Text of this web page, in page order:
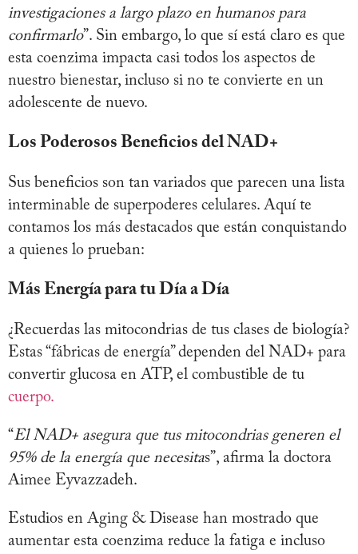
investigaciones a largo plazo en humanos para
confirmarlo”. Sin embargo, lo que sí está claro es que
esta coenzima impacta casi todos los aspectos de
nuestro bienestar, incluso si no te convierte en un
adolescente de nuevo.
Los Poderosos Beneficios del NAD+
Sus beneficios son tan variados que parecen una lista
interminable de superpoderes celulares. Aquí te
contamos los más destacados que están conquistando
a quienes lo prueban:
Más Energía para tu Día a Día
¿Recuerdas las mitocondrias de tus clases de biología?
Estas “fábricas de energía” dependen del NAD+ para
convertir glucosa en ATP, el combustible de tu
cuerpo.
“El NAD+ asegura que tus mitocondrias generen el
95% de la energía que necesitas”, afirma la doctora
Aimee Eyvazzadeh.
Estudios en Aging & Disease han mostrado que
aumentar esta coenzima reduce la fatiga e incluso